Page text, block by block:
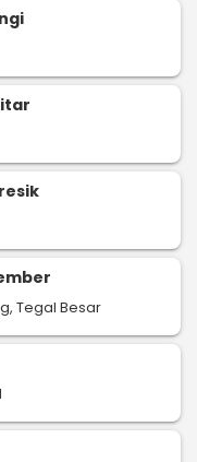
Tegal Besar